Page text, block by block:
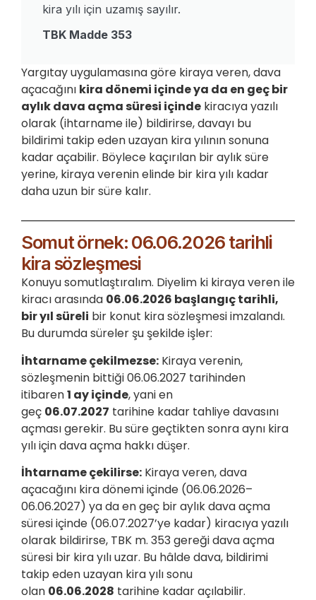
kira yılı için uzamış sayılır.
TBK Madde 353
Yargıtay uygulamasına göre kiraya veren, dava
açacağını kira dönemi içinde ya da en geç bir
aylık dava açma süresi içinde kiracıya yazılı
olarak (ihtarname ile) bildirirse, davayı bu
bildirimi takip eden uzayan kira yılının sonuna
kadar açabilir. Böylece kaçırılan bir aylık süre
yerine, kiraya verenin elinde bir kira yılı kadar
daha uzun bir süre kalır.
Somut örnek: 06.06.2026 tarihli
kira sözleşmesi
Konuyu somutlaştıralım. Diyelim ki kiraya veren ile
kiracı arasında 06.06.2026 başlangıç tarihli,
bir yıl süreli bir konut kira sözleşmesi imzalandı.
Bu durumda süreler şu şekilde işler:
İhtarname çekilmezse: Kiraya verenin,
sözleşmenin bittiği 06.06.2027 tarihinden
itibaren1 ay içinde, yani en
geç 06.07.2027 tarihine kadar tahliye davasını
açması gerekir. Bu süre geçtikten sonra aynı kira
yılı için dava açma hakkı düşer.
İhtarname çekilirse: Kiraya veren, dava
açacağını kira dönemi içinde (06.06.2026–
06.06.2027) ya da en geç bir aylık dava açma
süresi içinde (06.07.2027’ye kadar) kiracıya yazılı
olarak bildirirse, TBK m. 353 gereği dava açma
süresi bir kira yılı uzar. Bu hâlde dava, bildirimi
takip eden uzayan kira yılı sonu
olan 06.06.2028 tarihine kadar açılabilir.